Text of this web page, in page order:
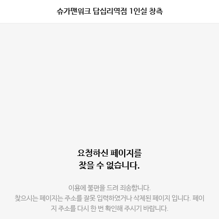
슈가맨워크 답십리역점 1인실 창측
요청하신 페이지를
찾을 수 없습니다.
이용에 불편을 드려 죄송합니다.
찾으시는 페이지는 주소를 잘못 입력하였거나 삭제된 페이지 입니다. 페이
지 주소를 다시 한 번 확인해 주시기 바랍니다.